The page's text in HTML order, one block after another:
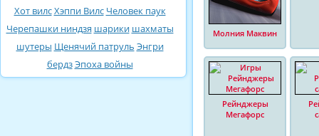
Хот вилсХэппи Вилс Человек паук
Черепашки ниндзя шарики шахматы
шутеры Щенячий патруль Энгри
бердзЭпоха войны
Молния Маквин
Рейнджеры
Мегафорс